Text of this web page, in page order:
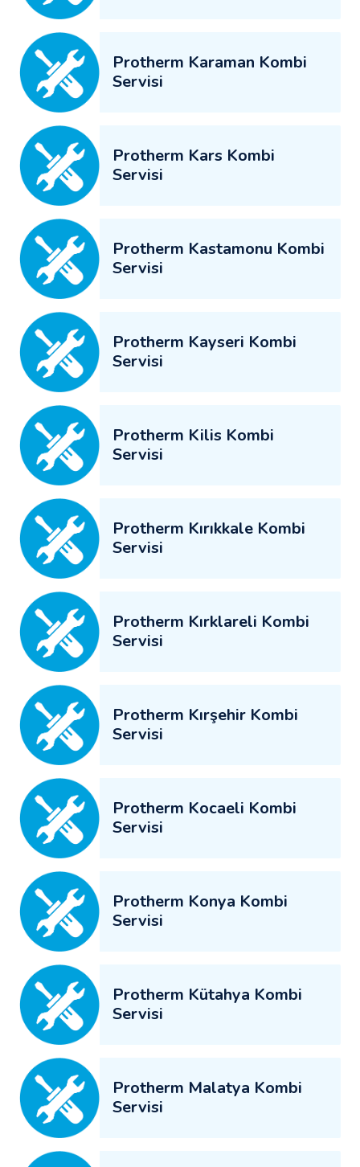
Protherm Karaman Kombi
Servisi
Protherm Kars Kombi
Servisi
Protherm Kastamonu Kombi
Servisi
Protherm Kayseri Kombi
Servisi
Protherm Kilis Kombi
Servisi
Protherm Kırıkkale Kombi
Servisi
Protherm Kırklareli Kombi
Servisi
Protherm Kırşehir Kombi
Servisi
Protherm Kocaeli Kombi
Servisi
Protherm Konya Kombi
Servisi
Protherm Kütahya Kombi
Servisi
Protherm Malatya Kombi
Servisi